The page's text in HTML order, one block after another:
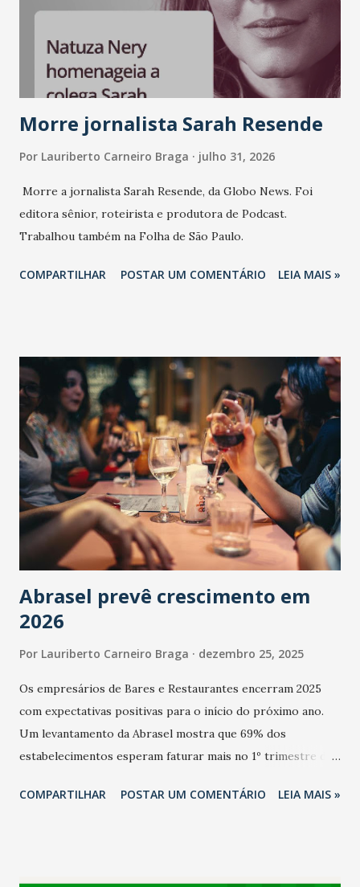
Morre jornalista Sarah Resende
Por Lauriberto Carneiro Braga julho 31, 2026
Morre a jornalista Sarah Resende, da Globo News. Foi
editora sênior, roteirista e produtora de Podcast.
Trabalhou também na Folha de São Paulo.
COMPARTILHAR POSTAR UM COMENTÁRIO LEIA MAIS »
Abrasel prevê crescimento em
2026
Por Lauriberto Carneiro Braga dezembro 25, 2025
Os empresários de Bares e Restaurantes encerram 2025
com expectativas positivas para o início do próximo ano.
Um levantamento da Abrasel mostra que 69% dos
estabelecimentos esperam faturar mais no 1º trimestre de
relação ao último trimestre deste ano, 56% também
COMPARTILHAR POSTAR UM COMENTÁRIO LEIA MAIS »